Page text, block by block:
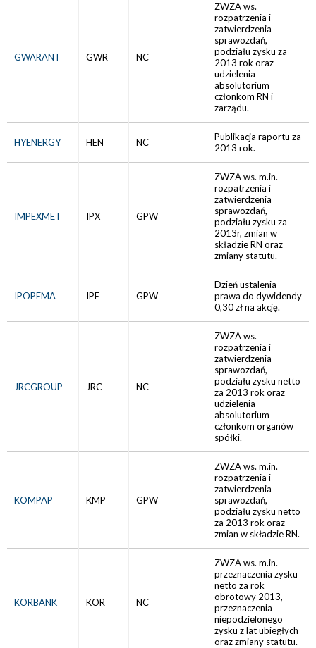
GWARANT GWR NC
ZWZA ws.
rozpatrzenia i
zatwierdzenia
sprawozdań,
podziału zysku za
2013 rok oraz
udzielenia
absolutorium
członkom RN i
zarządu.
HYENERGY HEN NC
Publikacja raportu za
2013 rok.
IMPEXMET IPX GPW
ZWZA ws. m.in.
rozpatrzenia i
zatwierdzenia
sprawozdań,
podziału zysku za
2013r, zmian w
składzie RN oraz
zmiany statutu.
IPOPEMA IPE GPW
Dzień ustalenia
prawa do dywidendy
0,30 zł na akcję.
JRCGROUP JRC NC
ZWZA ws.
rozpatrzenia i
zatwierdzenia
sprawozdań,
podziału zysku netto
za 2013 rok oraz
udzielenia
absolutorium
członkom organów
spółki.
KOMPAP KMP GPW
ZWZA ws. m.in.
rozpatrzenia i
zatwierdzenia
sprawozdań,
podziału zysku netto
za 2013 rok oraz
zmian w składzie RN.
KORBANK KOR NC
ZWZA ws. m.in.
przeznaczenia zysku
netto za rok
obrotowy 2013,
przeznaczenia
niepodzielonego
zysku z lat ubiegłych
oraz zmiany statutu.